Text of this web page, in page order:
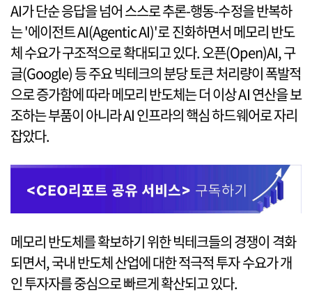
AI가 단순 응답을 넘어 스스로 추론-행동-수정을 반복하
는 '에이전트 AI(Agentic AI)'로 진화하면서 메모리 반도
체 수요가 구조적으로 확대되고 있다. 오픈(Open)AI, 구
글(Google) 등 주요 빅테크의 분당 토큰 처리량이 폭발적
으로 증가함에 따라 메모리 반도체는 더 이상 AI 연산을 보
조하는 부품이 아니라 AI 인프라의 핵심 하드웨어로 자리
잡았다.
메모리 반도체를 확보하기 위한 빅테크들의 경쟁이 격화
되면서, 국내 반도체 산업에 대한 적극적 투자 수요가 개
인 투자자를 중심으로 빠르게 확산되고 있다.